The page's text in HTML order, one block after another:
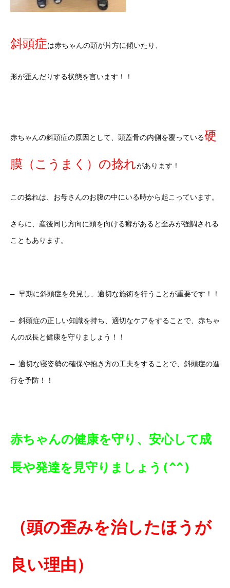
斜頭症は赤ちゃんの頭が片方に傾いたり、
形が歪んだりする状態を言います！！
赤ちゃんの斜頭症の原因として、頭蓋骨の内側を覆っている硬
膜（こうまく）の捻れがあります！
この捻れは、お母さんのお腹の中にいる時から起こっています。
さらに、産後同じ方向に頭を向ける癖があると歪みが強調される
こともあります。
– 早期に斜頭症を発見し、適切な施術を行うことが重要です！！
– 斜頭症の正しい知識を持ち、適切なケアをすることで、赤ちゃ
んの成長と健康を守りましょう！！
– 適切な寝姿勢の確保や抱き方の工夫をすることで、斜頭症の進
行を予防！！
赤ちゃんの健康を守り、安心して成
長や発達を見守りましょう(^^)
（頭の歪みを治したほう が
良い理由）